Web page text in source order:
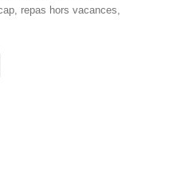
, repas hors vacances,